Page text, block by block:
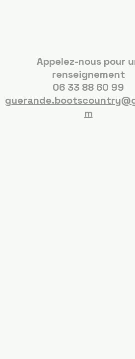
Appelez-nous pour
renseignement
06 33 88 60 99
m